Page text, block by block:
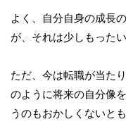
よく、自分自身の成長
が、それは少しもった
ただ、今は転職が当た
のように将来の自分像
うのもおかしくないと